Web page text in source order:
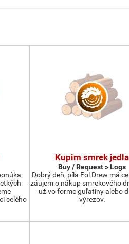
celého
Kupim smrek jedla
Buy / Request > Logs
Dobrý deň, píla Fol Drew má
záujem o nákup smrekového
už vo forme guľatiny alebo
výrezov.